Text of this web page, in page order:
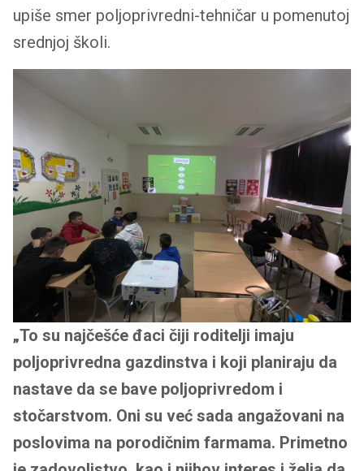
upiše smer poljoprivredni-tehničar u pomenutoj
srednjoj školi.
„To su najčešće đaci čiji roditelji imaju
poljoprivredna gazdinstva i koji planiraju da
nastave da se bave poljoprivredom i
stočarstvom. Oni su već sada angažovani na
poslovima na porodičnim farmama. Primetno